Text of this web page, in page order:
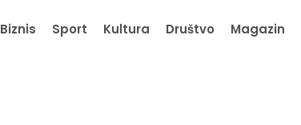
Biznis Sport Kultura Društvo Magazin